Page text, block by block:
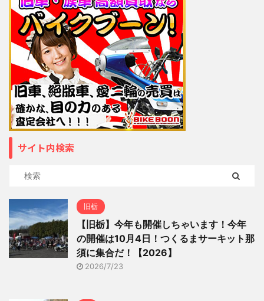
サイト内検索
旧栃
【旧栃】今年も開催しちゃいます！今年
の開催は10月4日！つくるまサーキット那
須に集合だ！【2026】
2026/7/23